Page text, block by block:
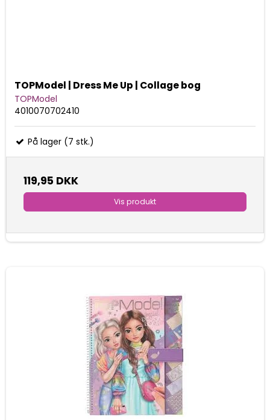
TOPModel | Dress Me Up | Collage bog
TOPModel
4010070702410
På lager (7 stk.)
119,95 DKK
Vis produkt